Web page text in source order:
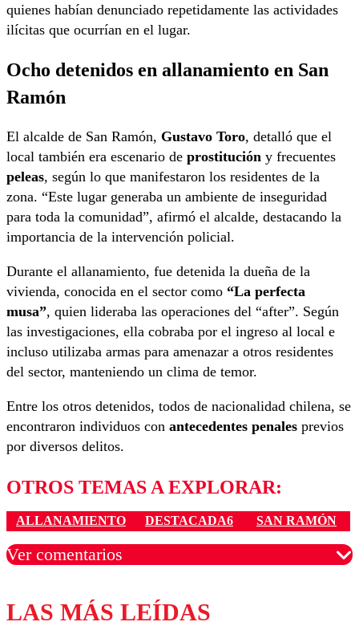
quienes habían denunciado repetidamente las actividades
ilícitas que ocurrían en el lugar.
Ocho detenidos en allanamiento en San
Ramón
El alcalde de San Ramón, Gustavo Toro, detalló que el
local también era escenario de prostitución y frecuentes
peleas, según lo que manifestaron los residentes de la
zona. “Este lugar generaba un ambiente de inseguridad
para toda la comunidad”, afirmó el alcalde, destacando la
importancia de la intervención policial.
Durante el allanamiento, fue detenida la dueña de la
vivienda, conocida en el sector como “La perfecta
musa”, quien lideraba las operaciones del “after”. Según
las investigaciones, ella cobraba por el ingreso al local e
incluso utilizaba armas para amenazar a otros residentes
del sector, manteniendo un clima de temor.
Entre los otros detenidos, todos de nacionalidad chilena, se
encontraron individuos con antecedentes penales previos
por diversos delitos.
OTROS TEMAS A EXPLORAR:
ALLANAMIENTO DESTACADA6 SAN RAMÓN
Ver comentarios
Los comentarios son moderados para garantizar un
diálogo respetuoso.
LAS MÁS LEÍDAS